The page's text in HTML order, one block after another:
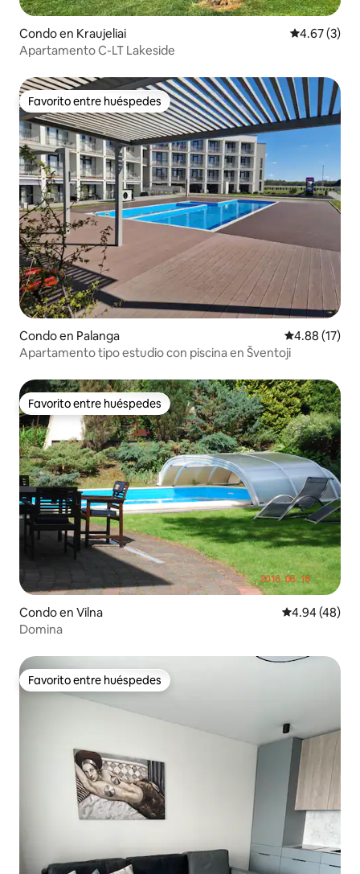
Condo en Kraujeliai Calificación
4.67 (3)
Apartamento C-LT Lakeside
Favorito entre huéspedes
Favorito entre huéspedes
Condo en Palanga Calificación
4.88 (17)
Apartamento tipo estudio con piscina en Šventoji
Favorito entre huéspedes
Favorito entre huéspedes
Condo en Vilna Calificación
4.94 (48)
Domina
Favorito entre huéspedes
Favorito entre huéspedes